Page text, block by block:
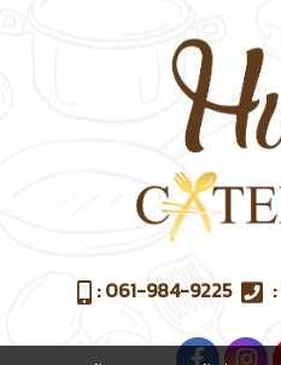
:061-984-9225 :